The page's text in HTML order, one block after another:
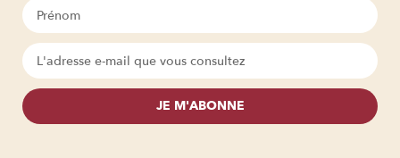
JE M'ABONNE